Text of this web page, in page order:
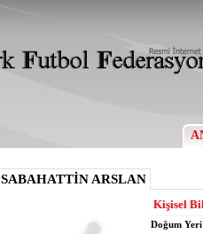
SABAHATTİN ARSLAN
Kişisel
Doğum Yeri